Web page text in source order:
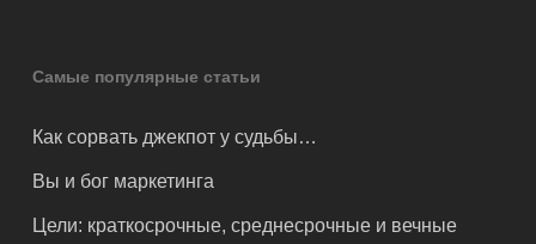
Самые популярные статьи
Как сорвать джекпот у судьбы…
Вы и бог маркетинга
Цели: краткосрочные, среднесрочные и вечные